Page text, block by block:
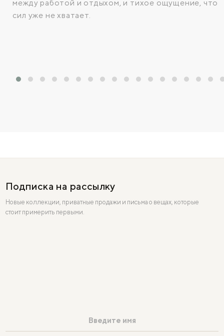
между работой и отдыхом, и тихое ощущение, что
сил уже не хватает.
Подписка на рассылку
Новые коллекции, приватные продажи и письма о вещах, которые
стоит примерить первыми.